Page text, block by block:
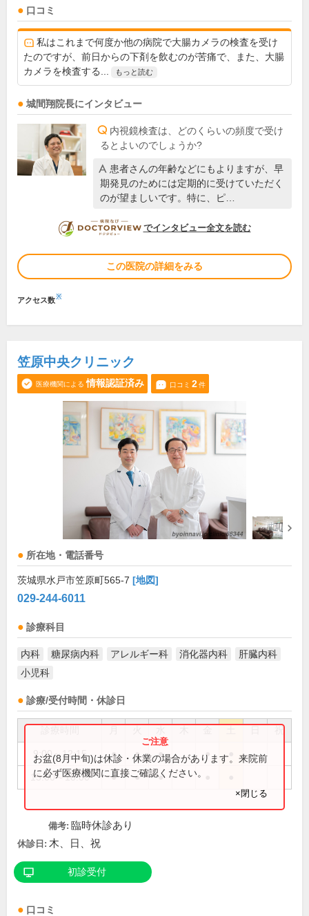
口コミ
私はこれまで何度か他の病院で大腸カメラの検査を受け
たのですが、前日からの下剤を飲むのが苦痛で、また、大腸
カメラを検査する...
もっと読む
城間翔 院長にインタビュー
内視鏡検査は、どのくらいの頻度で受け
るとよいのでしょうか?
患者さんの年齢などにもよりますが、早
期発見のためには定期的に受けていただく
のが望ましいです。特に、ピ…
DOCTORVIEW
でインタビュー全文を読む
この医院の詳細をみる
アクセス数※
笠原中央クリニック
医療機関による 情報認証済み 口コミ 2件
所在地・電話番号
茨城県水戸市笠原町565-7 [地図]
029-244-6011
診療科目
内科 糖尿病内科 アレルギー科 消化器内科
肝臓内科
小児科
診療/受付時間・休診日
祝
9:00～12:15 ● ● ● ●
15:00～18:00 ● ● ●
お盆(8月中旬)は休診・休業の場合があります。来院前
に必ず医療機関に直接ご確認ください。
×閉じる
備考: 臨時休診あり
休診日: 木、日、祝
初診受付
口コミ